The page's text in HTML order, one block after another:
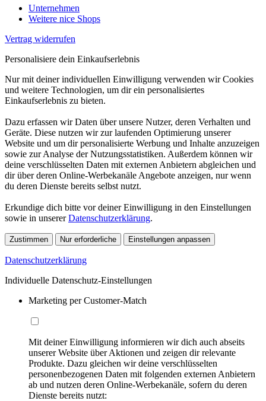
Unternehmen
Weitere nice Shops
Vertrag widerrufen
Personalisiere dein Einkaufserlebnis
Nur mit deiner individuellen Einwilligung verwenden wir Cookies
und weitere Technologien, um dir ein personalisiertes
Einkaufserlebnis zu bieten.
Dazu erfassen wir Daten über unsere Nutzer, deren Verhalten und
Geräte. Diese nutzen wir zur laufenden Optimierung unserer
Website und um dir personalisierte Werbung und Inhalte anzuzeigen
sowie zur Analyse der Nutzungsstatistiken. Außerdem können wir
deine verschlüsselten Daten mit externen Anbietern abgleichen und
dir über deren Online-Werbekanäle Angebote anzeigen, nur wenn
du deren Dienste bereits selbst nutzt.
Erkundige dich bitte vor deiner Einwilligung in den Einstellungen
sowie in unsererDatenschutzerklärung.
Zustimmen Nur erforderliche Einstellungen anpassen
Datenschutzerklärung
Individuelle Datenschutz-Einstellungen
Marketing per Customer-Match
Mit deiner Einwilligung informieren wir dich auch abseits
unserer Website über Aktionen und zeigen dir relevante
Produkte. Dazu gleichen wir deine verschlüsselten
personenbezogenen Daten mit folgenden externen Anbietern
ab und nutzen deren Online-Werbekanäle, sofern du deren
Dienste bereits nutzt: